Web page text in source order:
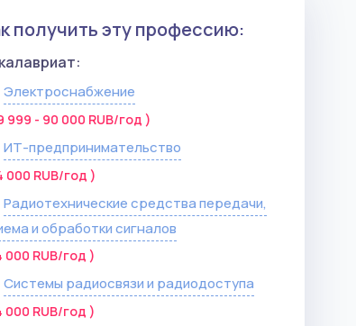
получить эту профессию:
Электроснабжение
999 - 90 000 RUB/год )
ИТ-предпринимательство
000 RUB/год )
Радиотехнические средства передачи,
и обработки сигналов
000 RUB/год )
Системы радиосвязи и радиодоступа
000 RUB/год )